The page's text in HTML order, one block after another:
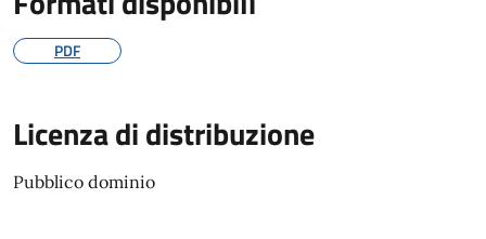
PDF
Licenza di distribuzione
Pubblico dominio